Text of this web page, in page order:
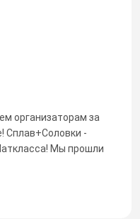
организаторам за
Сплав+Соловки -
Мы прошли